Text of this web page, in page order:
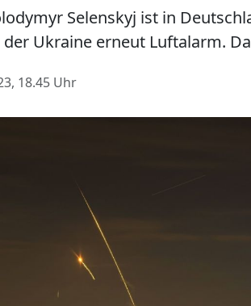
Selenskyj ist in
Ukraine erneut Luftalarm.
18.45 Uhr